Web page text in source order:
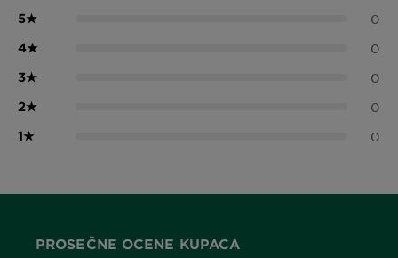
5★ 0
4★ 0
3★ 0
2★ 0
1★ 0
PROSEČNE OCENE KUPACA